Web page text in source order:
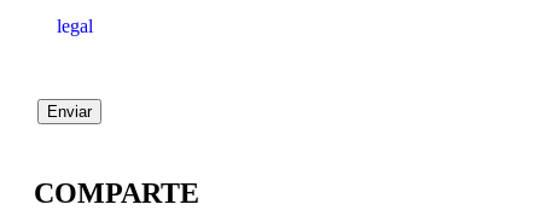
legal
COMPARTE